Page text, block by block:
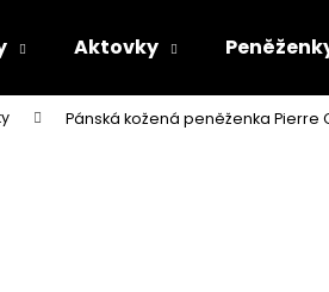
Aktovky
Pánská kožená peněženka Pierre
Co potřebujete najít?